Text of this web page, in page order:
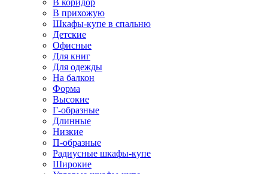
В коридор
В прихожую
Шкафы-купе в спальню
Детские
Офисные
Для книг
Для одежды
На балкон
Форма
Высокие
Г-образные
Длинные
Низкие
П-образные
Радиусные шкафы-купе
Широкие